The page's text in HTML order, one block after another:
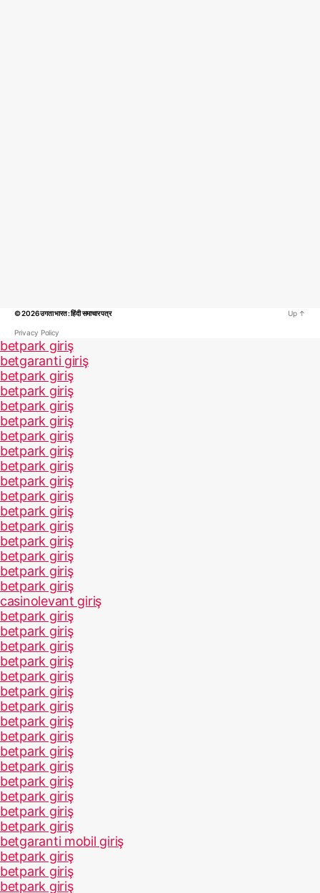
© 2026उगता भारत : हिंदी समाचार पत्र
Privacy Policy
Up ↑
betpark giriş
betgaranti giriş
betpark giriş
betpark giriş
betpark giriş
betpark giriş
betpark giriş
betpark giriş
betpark giriş
betpark giriş
betpark giriş
betpark giriş
betpark giriş
betpark giriş
betpark giriş
betpark giriş
betpark giriş
casinolevant giriş
betpark giriş
betpark giriş
betpark giriş
betpark giriş
betpark giriş
betpark giriş
betpark giriş
betpark giriş
betpark giriş
betpark giriş
betpark giriş
betpark giriş
betpark giriş
betpark giriş
betpark giriş
betgaranti mobil giriş
betpark giriş
betpark giriş
betpark giriş